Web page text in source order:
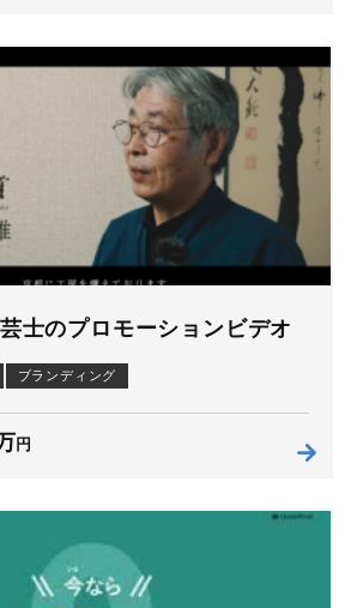
士のプロモーションビデオ
ブランディング
円